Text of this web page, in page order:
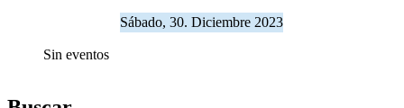
Sábado, 30. Diciembre 2023
Sin eventos